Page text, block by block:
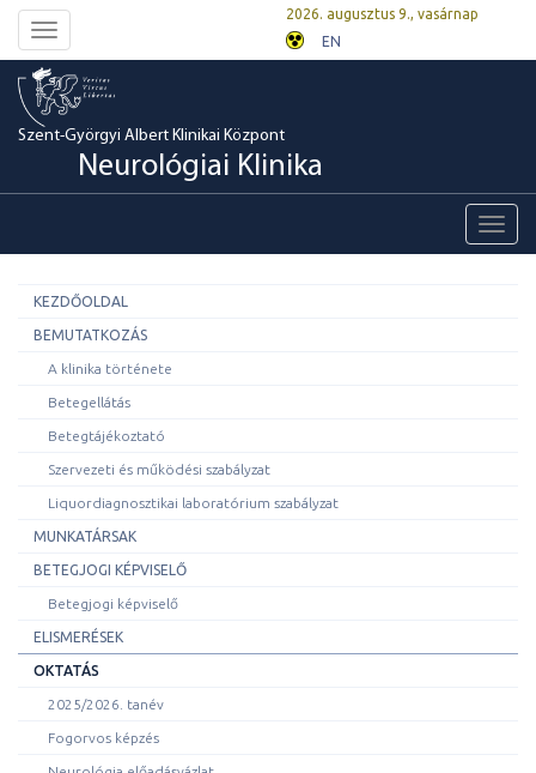
Toggle
navigation
2026. augusztus 9., vasárnap
EN
Szent-Györgyi Albert Klinikai Központ
Neurológiai Klinika
KEZDŐOLDAL
BEMUTATKOZÁS
A klinika története
Betegellátás
Betegtájékoztató
Szervezeti és működési szabályzat
Liquordiagnosztikai laboratórium szabályzat
MUNKATÁRSAK
BETEGJOGI KÉPVISELŐ
Betegjogi képviselő
ELISMERÉSEK
OKTATÁS
2025/2026. tanév
Fogorvos képzés